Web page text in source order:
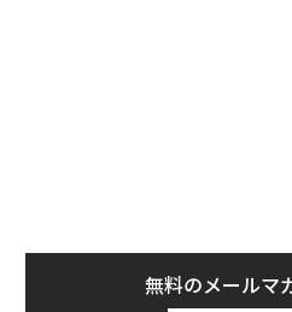
米国東部時間午後2時の時点
無料のメールマ